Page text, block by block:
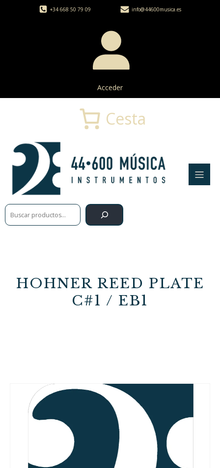
+34 668 50 79 09 info@44600musica.es
Acceder
Buscar
Cesta
HOHNER REED PLATE
C#1 / EB1